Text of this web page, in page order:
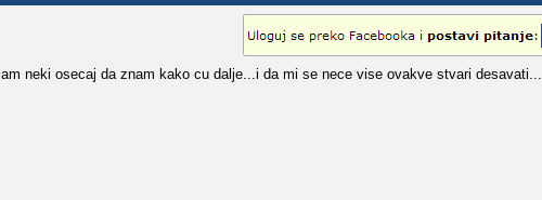
neki osecaj da znam kako cu dalje...i da mi se nece vise ovakve stvari desavati...